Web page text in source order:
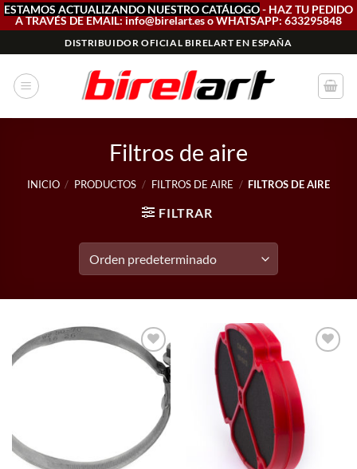
ESTAMOS ACTUALIZANDO NUESTRO CATÁLOGO- HAZ TU PEDIDO
A TRAVÉS DE EMAIL: info@birelart.es o WHATSAPP: 633295848
al
contenido
DISTRIBUIDOR OFICIAL BIRELART EN ESPAÑA
Filtros de aire
INICIO / PRODUCTOS / FILTROS DE AIRE / FILTROS DE AIRE
FILTRAR
Add to
wishlist